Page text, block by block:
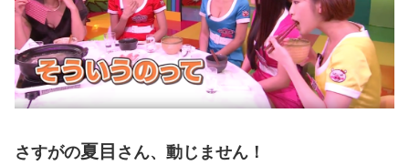
さすがの夏目 さん、動じません！